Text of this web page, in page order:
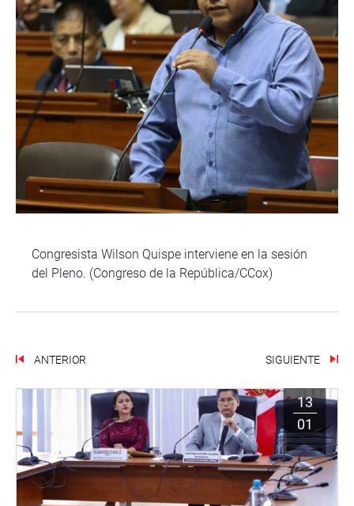
Congresista Wilson Quispe interviene en la sesión
del Pleno. (Congreso de la República/CCox)
ANTERIOR SIGUIENTE
13
01